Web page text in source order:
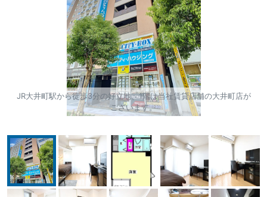
JR大井町駅から徒歩3分の好立地、1階は当社賃貸店舗の大井町店が
ございます。